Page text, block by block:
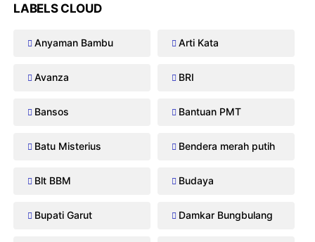
LABELS CLOUD
Anyaman Bambu Arti Kata
Avanza BRI
Bansos Bantuan PMT
Batu Misterius Bendera merah putih
Blt BBM Budaya
Bupati Garut Damkar Bungbulang